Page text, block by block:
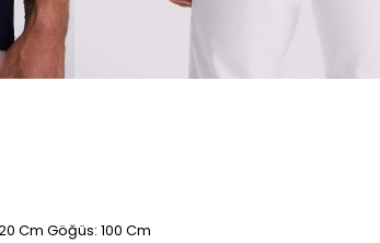
Cm Göğüs: 100 Cm